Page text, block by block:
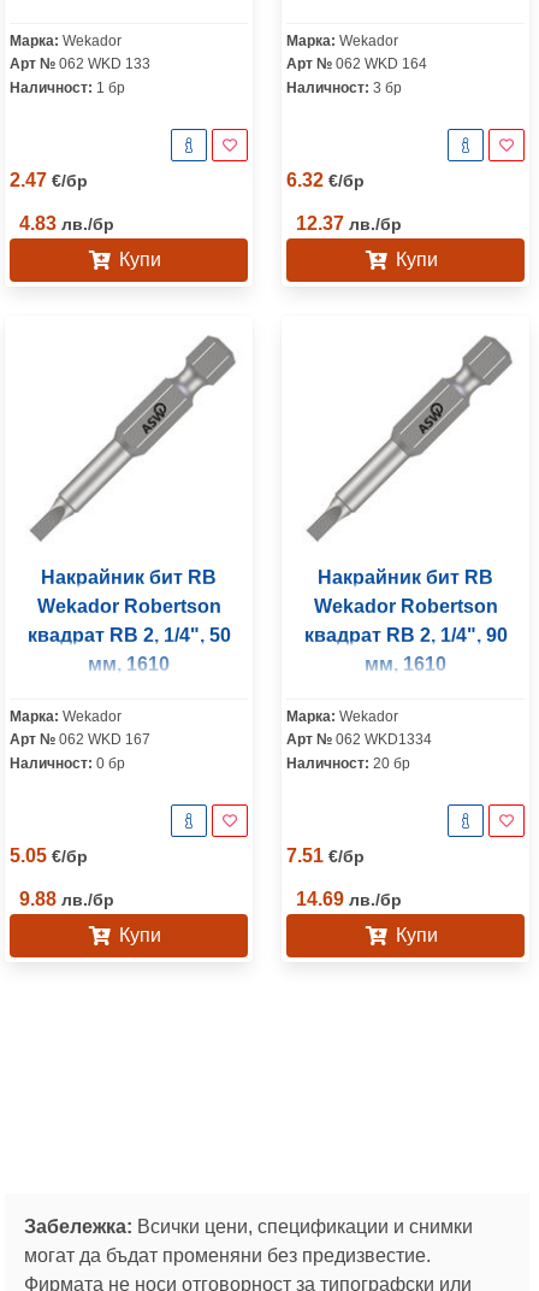
Марка: Wekador
Арт № 062 WKD 133
Наличност: 1 бр
2.47 €/бр
4.83 лв./бр
Купи
Марка: Wekador
Арт № 062 WKD 164
Наличност: 3 бр
6.32 €/бр
12.37 лв./бр
Купи
Накрайник бит RB
Wekador Robertson
квадрат RB 2, 1/4", 50
мм, 1610
Марка: Wekador
Арт № 062 WKD 167
Наличност: 0 бр
5.05 €/бр
9.88 лв./бр
Купи
Накрайник бит RB
Wekador Robertson
квадрат RB 2, 1/4", 90
мм, 1610
Марка: Wekador
Арт № 062 WKD1334
Наличност: 20 бр
7.51 €/бр
14.69 лв./бр
Купи
Забележка: Всички цени, спецификации и снимки
могат да бъдат променяни без предизвестие.
Фирмата не носи отговорност за типографски или